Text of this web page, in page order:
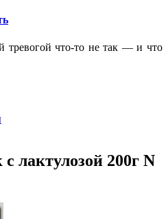
тревогой что-то не так — и что
лактулозой 200г N